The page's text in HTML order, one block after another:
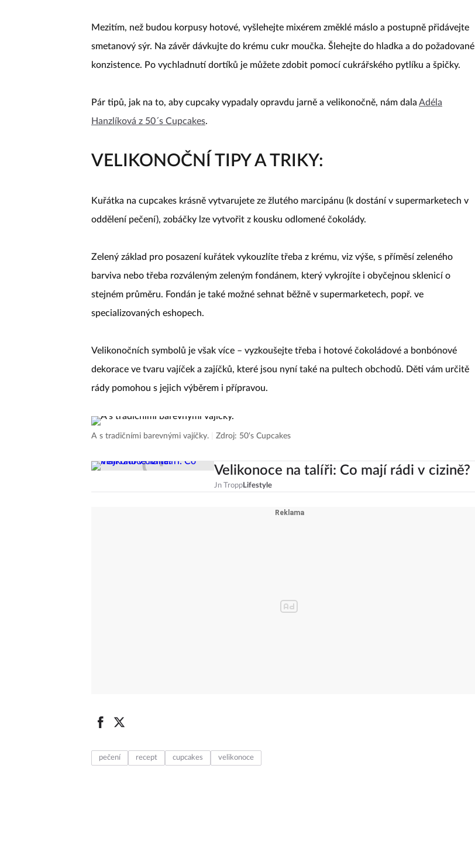
Mezitím, než budou korpusy hotové, vyšlehejte mixérem změklé máslo a postupně přidávejte
smetanový sýr. Na závěr dávkujte do krému cukr moučka. Šlehejte do hladka a do požadované
konzistence. Po vychladnutí dortíků je můžete zdobit pomocí cukrářského pytlíku a špičky.
Pár tipů, jak na to, aby cupcaky vypadaly opravdu jarně a velikonočně, nám dala Adéla
Hanzlíková z 50´s Cupcakes.
VELIKONOČNÍ TIPY A TRIKY:
Kuřátka na cupcakes krásně vytvarujete ze žlutého marcipánu (k dostání v supermarketech v
oddělení pečení), zobáčky lze vytvořit z kousku odlomené čokolády.
Zelený základ pro posazení kuřátek vykouzlíte třeba z krému, viz výše, s příměsí zeleného
barviva nebo třeba rozváleným zeleným fondánem, který vykrojíte i obyčejnou sklenicí o
stejném průměru. Fondán je také možné sehnat běžně v supermarketech, popř. ve
specializovaných eshopech.
Velikonočních symbolů je však více – vyzkoušejte třeba i hotové čokoládové a bonbónové
dekorace ve tvaru vajíček a zajíčků, které jsou nyní také na pultech obchodů. Děti vám určitě
rády pomohou s jejich výběrem i přípravou.
A s tradičními barevnými vajíčky. Zdroj: 50‘s Cupcakes
Velikonoce na talíři: Co mají rádi v cizině?
Jn TroppLifestyle
pečení recept cupcakes velikonoce